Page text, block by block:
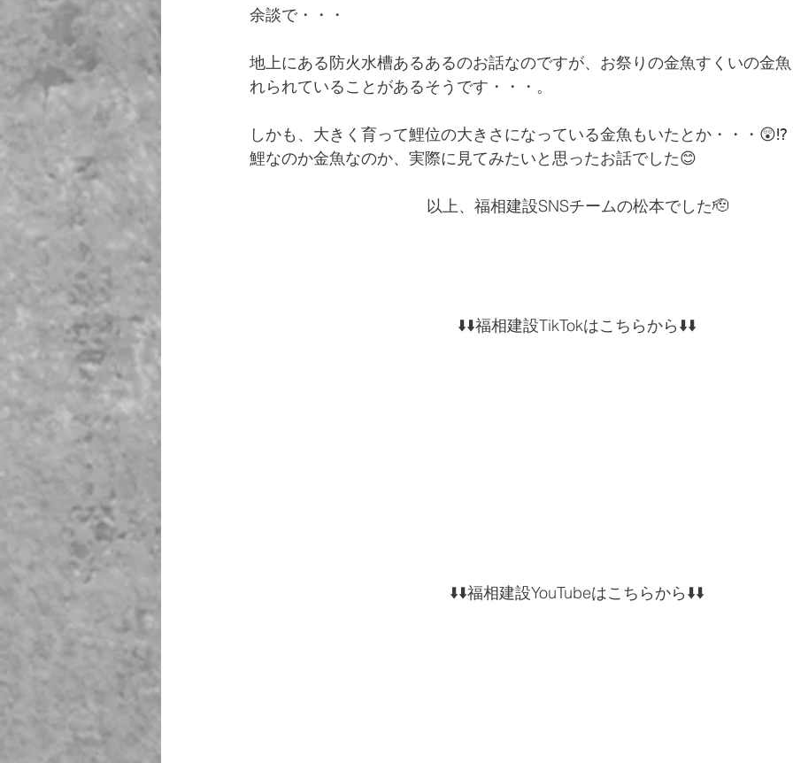
余談で・・・
地上にある防火水槽あるあるのお話なのですが、お祭りの金魚すくいの金
れられていることがあるそうです・・・。
しかも、大きく育って鯉位の大きさになっている金魚もいたとか・・・😲⁉️
鯉なのか金魚なのか、実際に見てみたいと思ったお話でした😊
以上、福相建設SNSチームの松本でした🫡
⬇️⬇️福相建設TikTokはこちらから⬇️⬇️
⬇️⬇️福相建設YouTubeはこちらから⬇️⬇️